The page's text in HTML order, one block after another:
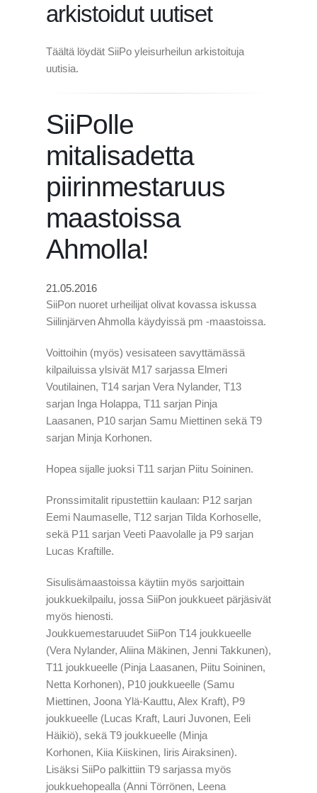
arkistoidut uutiset
Täältä löydät SiiPo yleisurheilun arkistoituja
uutisia.
SiiPolle
mitalisadetta
piirinmestaruus
maastoissa
Ahmolla!
21.05.2016
SiiPon nuoret urheilijat olivat kovassa iskussa
Siilinjärven Ahmolla käydyissä pm -maastoissa.
Voittoihin (myös) vesisateen savyttämässä
kilpailuissa ylsivät M17 sarjassa Elmeri
Voutilainen, T14 sarjan Vera Nylander, T13
sarjan Inga Holappa, T11 sarjan Pinja
Laasanen, P10 sarjan Samu Miettinen sekä T9
sarjan Minja Korhonen.
Hopea sijalle juoksi T11 sarjan Piitu Soininen.
Pronssimitalit ripustettiin kaulaan: P12 sarjan
Eemi Naumaselle, T12 sarjan Tilda Korhoselle,
sekä P11 sarjan Veeti Paavolalle ja P9 sarjan
Lucas Kraftille.
Sisulisämaastoissa käytiin myös sarjoittain
joukkuekilpailu, jossa SiiPon joukkueet pärjäsivät
myös hienosti.
Joukkuemestaruudet SiiPon T14 joukkueelle
(Vera Nylander, Aliina Mäkinen, Jenni Takkunen),
T11 joukkueelle (Pinja Laasanen, Piitu Soininen,
Netta Korhonen), P10 joukkueelle (Samu
Miettinen, Joona Ylä-Kauttu, Alex Kraft), P9
joukkueelle (Lucas Kraft, Lauri Juvonen, Eeli
Häikiö), sekä T9 joukkueelle (Minja
Korhonen, Kiia Kiiskinen, Iiris Airaksinen).
Lisäksi SiiPo palkittiin T9 sarjassa myös
joukkuehopealla (Anni Törrönen, Leena